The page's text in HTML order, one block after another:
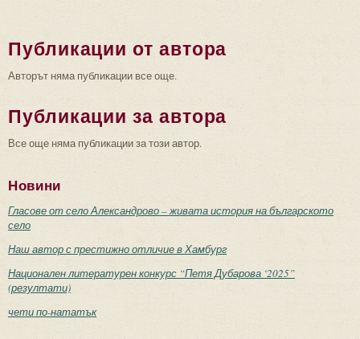
Публикации от автора
Авторът няма публикации все още.
Публикации за автора
Все още няма публикации за този автор.
Новини
Гласове от село Александрово – живата история на българското
село
Наш автор с престижно отличие в Хамбург
Национален литературен конкурс “Петя Дубарова ‘2025”
(резултати)
чети по-нататък